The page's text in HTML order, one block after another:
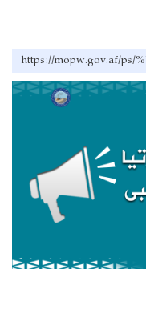
https://mopw.gov.af/ps/